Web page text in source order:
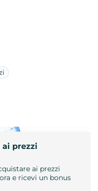
prezzi
ai prezzi
e ricevi un bonus